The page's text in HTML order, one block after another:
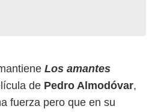
Los amantes
de Pedro Almodóvar,
fuerza pero que en su